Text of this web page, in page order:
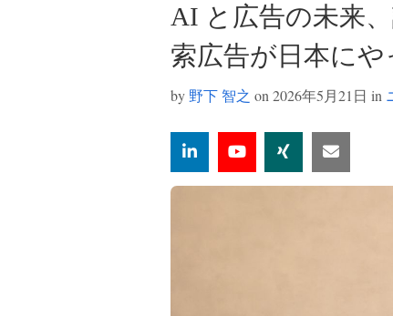
AI と広告の未来
索広告が日本に
by 野下 智之 on 2026年5月21日 in